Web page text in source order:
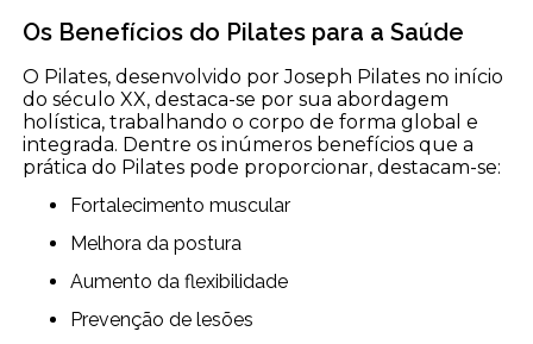
Os Benefícios do Pilates para a Saúde
O Pilates, desenvolvido por Joseph Pilates no início
do século XX, destaca-se por sua abordagem
holística, trabalhando o corpo de forma global e
integrada. Dentre os inúmeros benefícios que a
prática do Pilates pode proporcionar, destacam-se:
Fortalecimento muscular
Melhora da postura
Aumento da flexibilidade
Prevenção de lesões